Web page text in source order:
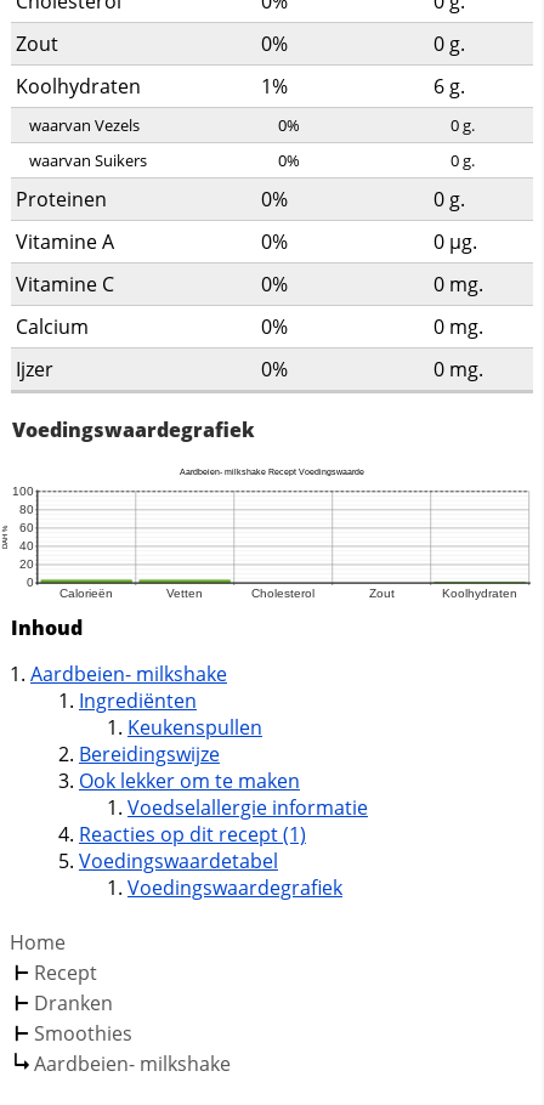
Zout
0% 0 g.
Koolhydraten
1% 6 g.
waarvan Vezels 0% 0g.
waarvan Suikers
0% 0g.
Proteinen 0% 0 g.
Vitamine A
0% 0 µg.
Vitamine C
0% 0 mg.
Calcium
0% 0 mg.
Ijzer
0% 0 mg.
Voedingswaardegrafiek
Inhoud
Aardbeien- milkshake
Ingrediënten
Keukenspullen
Bereidingswijze
Ook lekker om te maken
Voedselallergie informatie
Reacties op dit recept (1)
Voedingswaardetabel
Voedingswaardegrafiek
Home
Recept
Dranken
Smoothies
Aardbeien- milkshake